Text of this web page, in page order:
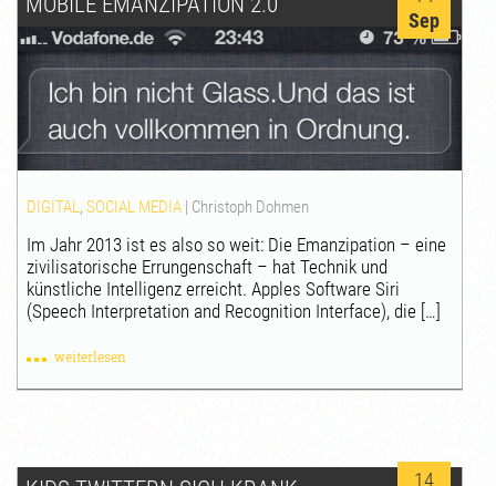
Sep
DIGITAL,SOCIAL MEDIA | Christoph Dohmen
Im Jahr 2013 ist es also so weit: Die Emanzipation – eine
zivilisatorische Errungenschaft – hat Technik und
künstliche Intelligenz erreicht. Apples Software Siri
(Speech Interpretation and Recognition Interface), die […]
weiterlesen
14